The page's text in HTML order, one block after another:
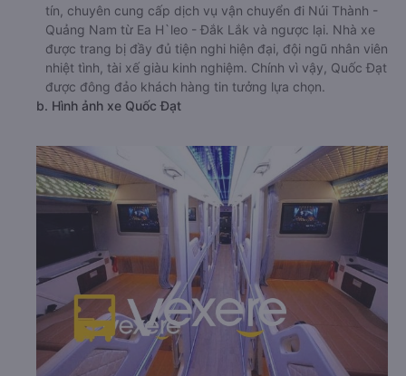
tín, chuyên cung cấp dịch vụ vận chuyển đi Núi Thành -
Quảng Nam từ Ea H`leo - Đắk Lắk và ngược lại. Nhà xe
được trang bị đầy đủ tiện nghi hiện đại, đội ngũ nhân viên
nhiệt tình, tài xế giàu kinh nghiệm. Chính vì vậy, Quốc Đạt
được đông đảo khách hàng tin tưởng lựa chọn.
b. Hình ảnh xe Quốc Đạt